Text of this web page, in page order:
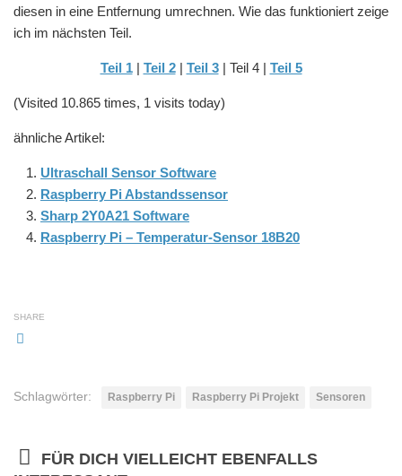
diesen in eine Entfernung umrechnen. Wie das funktioniert zeige
ich im nächsten Teil.
Teil 1| Teil 2| Teil 3| Teil 4 | Teil 5
(Visited 10.865 times, 1 visits today)
ähnliche Artikel:
Ultraschall Sensor Software
Raspberry Pi Abstandssensor
Sharp 2Y0A21 Software
Raspberry Pi – Temperatur-Sensor 18B20
SHARE
Schlagwörter: Raspberry Pi Raspberry Pi Projekt Sensoren
FÜR DICH VIELLEICHT EBENFALLS